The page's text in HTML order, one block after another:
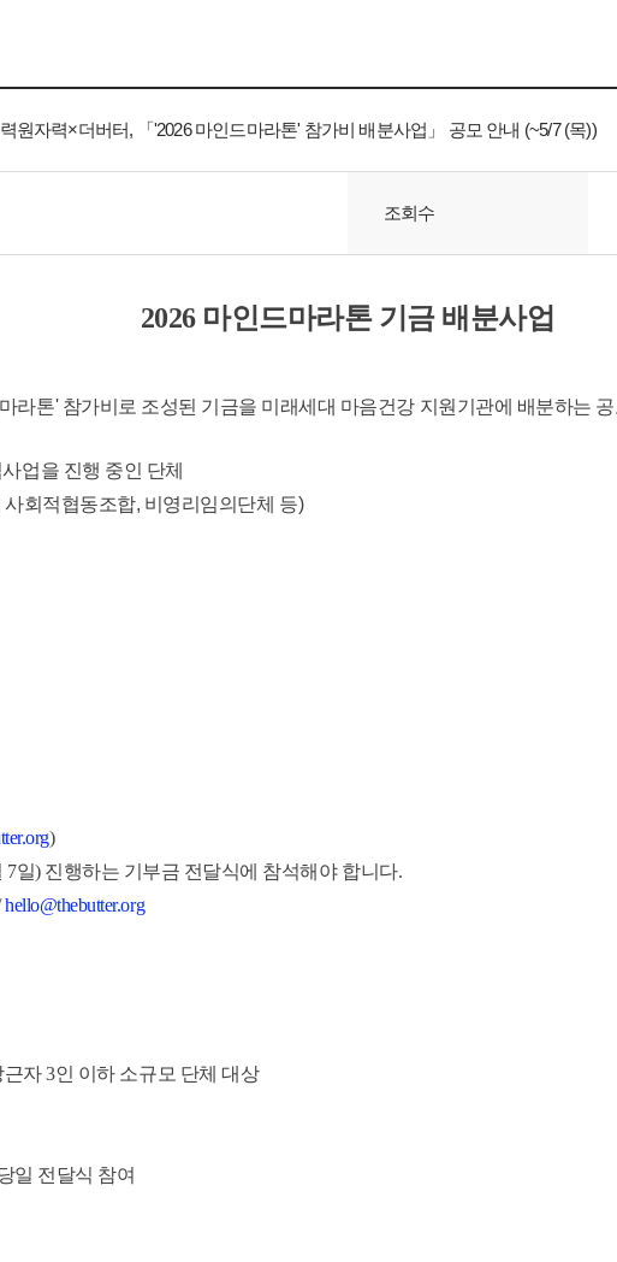
원자력×더버터, 「'2026 마인드마라톤' 참가비 배분사업」 공모 안내 (~5/7 (목))
조회수
2026 마인드마라톤 기금 배분사업
라톤' 참가비로 조성된 기금을 미래세대 마음건강 지원기관에 배분하는
업을 진행 중인 단체
적협동조합, 비영리임의단체 등)
)
일) 진행하는 기부금 전달식에 참석해야 합니다.
hello@thebutter.org
근자 3인 이하 소규모 단체 대상
일 전달식 참여